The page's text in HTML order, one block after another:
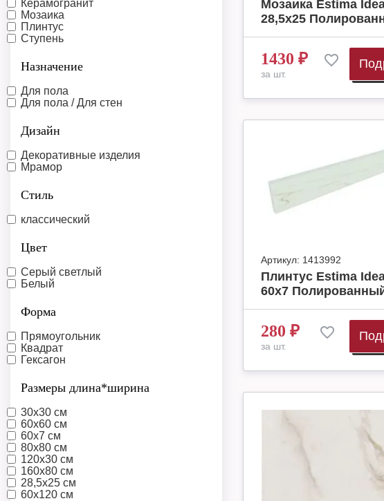
Керамогранит
Мозаика
Плинтус
Ступень
Назначение
Для пола
Для пола / Для стен
Дизайн
Декоративные изделия
Мрамор
Стиль
классический
Цвет
Серый светлый
Белый
Форма
Прямоугольник
Квадрат
Гексагон
Размеры длина*ширина
30х30 см
60х60 см
60x7 см
80x80 см
120x30 см
160x80 см
28,5x25 см
60х120 см
Мозаика Estima
28,5x25
1430 ₽
за шт.
Артикул: 1413992
Плинтус Estima
60x7
280 ₽
за шт.